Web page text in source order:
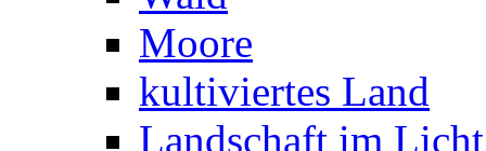
Moore
kultiviertes Land
Landschaft im Licht